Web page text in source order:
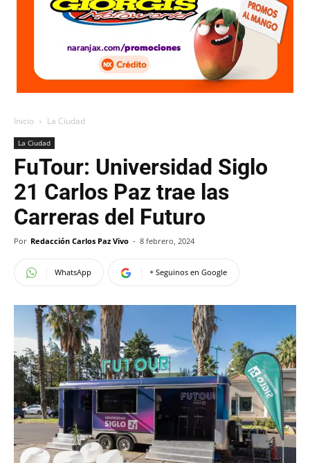
Inicio La Ciudad
La Ciudad
FuTour: Universidad Siglo
21 Carlos Paz trae las
Carreras del Futuro
Por Redacción Carlos Paz Vivo - 8 febrero, 2024
WhatsApp + Seguinos en Google